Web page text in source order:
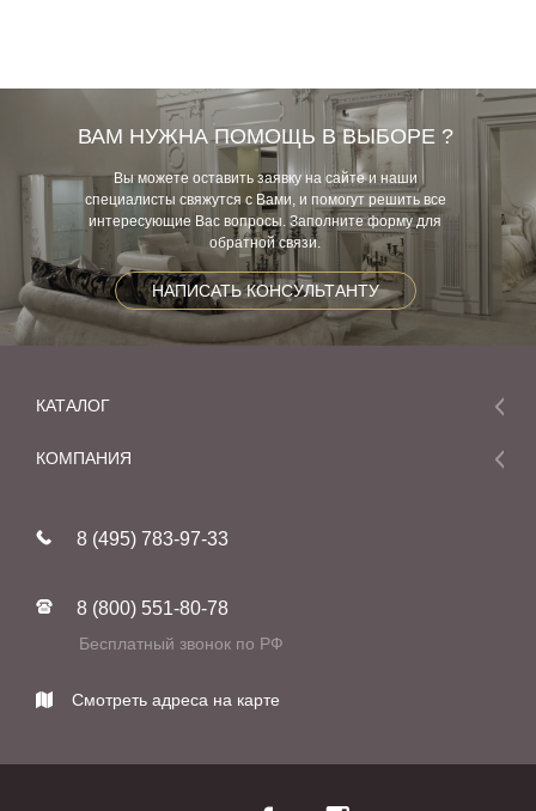
ВАМ НУЖНА ПОМОЩЬ В ВЫБОРЕ ?
Вы можете оставить заявку на сайте и наши
специалисты свяжутся с Вами, и помогут решить все
интересующие Вас вопросы. Заполните форму для
обратной связи.
НАПИСАТЬ КОНСУЛЬТАНТУ
КАТАЛОГ
Мебель
Фабрики
КОМПАНИЯ
Реставрация
Контакты
8 (495) 783-97-33
8 (800) 551-80-78
Бесплатный звонок по РФ
Смотреть адреса на карте